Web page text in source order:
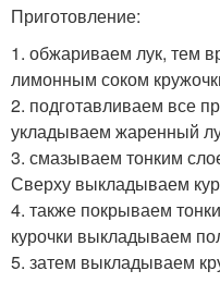
Приготовление:
1. обжариваем лук, тем
лимонным соком
2. подготавливаем все
укладываем жаренный
3. смазываем тонким
Сверху выкладываем
4. также покрываем
курочки выкладываем
5. затем выкладываем